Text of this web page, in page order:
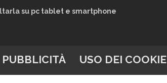
su pc tablet e smartphone
PUBBLICITÀ USO DEI COOKIE